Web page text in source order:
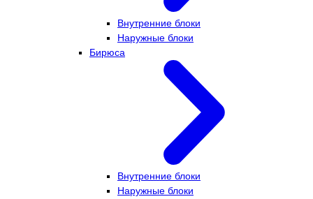
Внутренние блоки
Наружные блоки
Бирюса
Внутренние блоки
Наружные блоки